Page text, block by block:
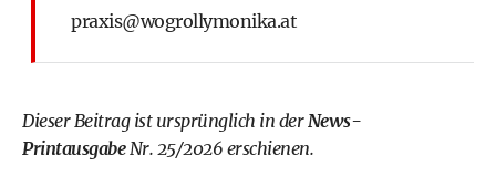
praxis@wogrollymonika.at
Dieser Beitrag ist ursprünglich in derNews-
PrintausgabeNr. 25/2026 erschienen.